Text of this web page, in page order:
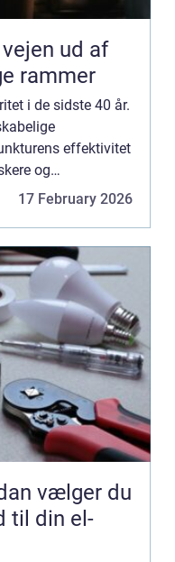
ud af
rammer
i de sidste 40 år.
effektivitet
og
i en søg...
17 February 2026
til din el-